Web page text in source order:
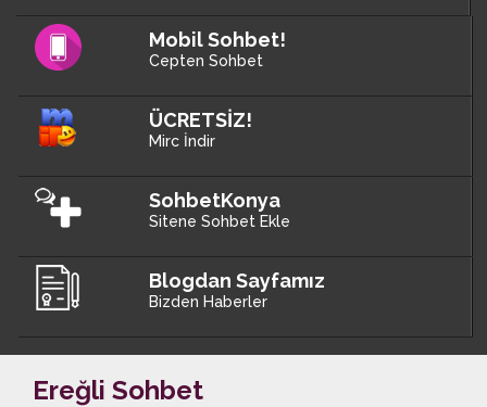
Mobil Sohbet!
Cepten Sohbet
ÜCRETSİZ!
Mirc İndir
SohbetKonya
Sitene Sohbet Ekle
Blogdan Sayfamız
Bizden Haberler
Ereğli Sohbet